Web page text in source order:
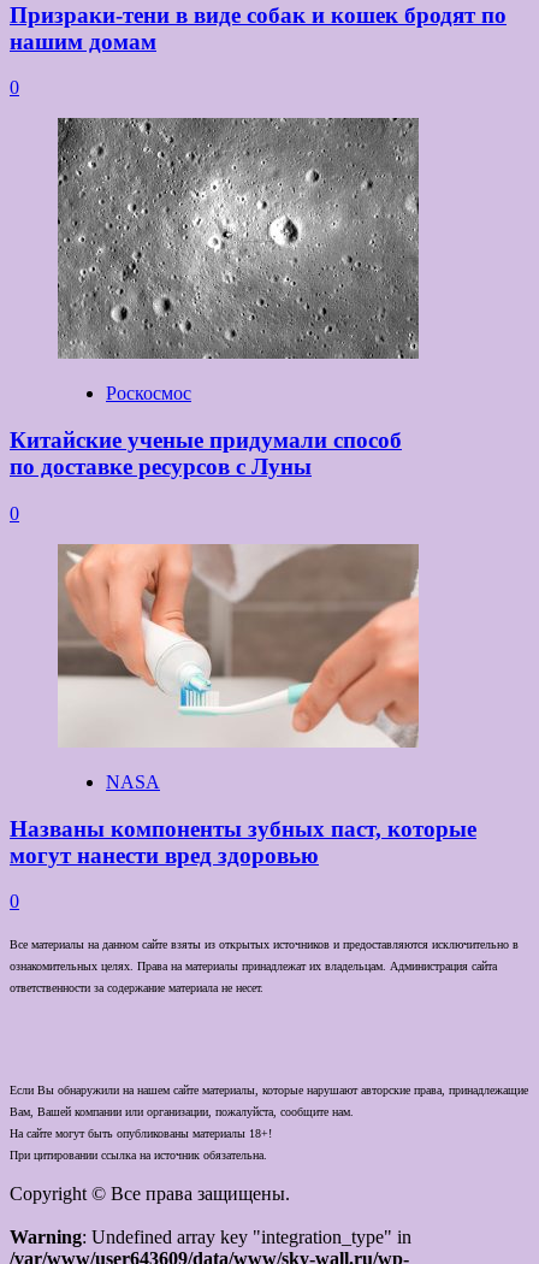
Призраки-тени в виде собак и кошек бродят по
нашим домам
0
Роскосмос
Китайские ученые придумали способ
по доставке ресурсов с Луны
0
NASA
Названы компоненты зубных паст, которые
могут нанести вред здоровью
0
Все материалы на данном сайте взяты из открытых источников и предоставляются исключительно в
ознакомительных целях. Права на материалы принадлежат их владельцам. Администрация сайта
ответственности за содержание материала не несет.
Если Вы обнаружили на нашем сайте материалы, которые нарушают авторские права, принадлежащие
Вам, Вашей компании или организации, пожалуйста, сообщите нам.
На сайте могут быть опубликованы материалы 18+!
При цитировании ссылка на источник обязательна.
Copyright © Все права защищены.
Warning: Undefined array key "integration_type" in
/var/www/user643609/data/www/sky-wall.ru/wp-